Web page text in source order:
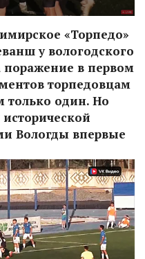
«Торпедо»
у вологодского
поражение в первом
торпедовцам
только один. Но
Вологды впервые